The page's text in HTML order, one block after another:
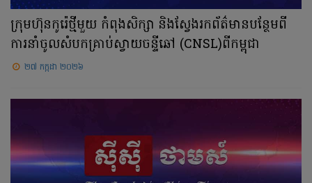
ក្រុមហ៊ុនកូរ៉េថ្មីមួយ កំពុងសិក្សា និងស្វែងរកព័ត៌មានបន្ថែមពី
ការនាំចូលសំបកគ្រាប់ស្វាយចន្ទីឆៅ (CNSL)ពីកម្ពុជា
២៧ កក្កដា ២០២៦